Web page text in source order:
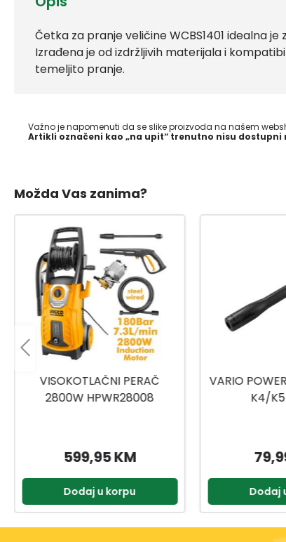
Četka za pranje veličine WCBS1401 idealna
Izrađena je od izdržljivih materijala i
temeljito pranje.
Važno je napomenuti da se slike proizvoda na našem
Artikli označeni kao „na upit“ trenutno nisu
Možda Vas zanima?
VARIO POWER MLAZNICA ZA
K4/K5 VP160
79,99 KM
Dodaj u korpu
MULTI JET
ZA K6/
Dodaj